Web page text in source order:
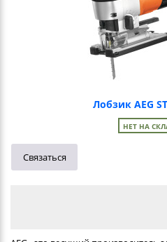
Лобзик AEG
НЕТ НА
Связаться